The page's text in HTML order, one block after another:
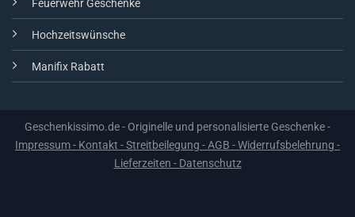
Feuerwehr Geschenke
Hochzeitswünsche
Manifix Rabatt
Geschenkissimo.de - Originelle und personalisierte Geschenke -
Impressum - Kontakt - Streitbeilegung - AGB - Widerrufsbelehrung -
Lieferzeiten - Datenschutz